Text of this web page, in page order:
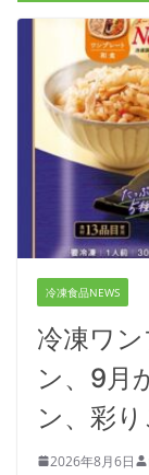
冷凍食品NEWS
冷凍ワ
ン、9月
ン、彩
2026年8月6日